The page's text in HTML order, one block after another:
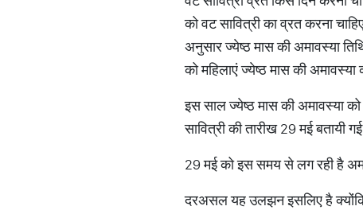
को वट सावित्री का व्रत करना
अनुसार ज्येष्ठ मास की अमावस्या
को महिलाएं ज्येष्ठ मास की
इस साल ज्येष्ठ मास की अमावस्या
सावित्री की तारीख 29 मई बतायी
29 मई को इस समय से लग रही है
दरअसल यह उलझन इसलिए है